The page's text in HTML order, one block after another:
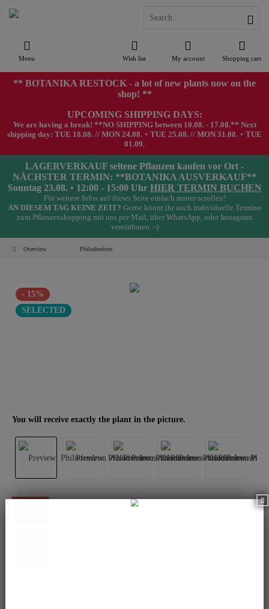
Menu Shopping cart
Wish list My account
** BOTANIKA RESTOCK - a lot of new plants now on the
shop! **
UPCOMING SHIPPING DAYS:
We are having a break! **NO SHIPPING between 10.08. - 17.08.** Next
shipping day: TUE 18.08. // MON 24.08. + TUE 25.08. // MON 31.08. + TUE
01.09.
LAGERVERKAUF seltene Pflanzen kaufen vor Ort -
NÄCHSTER TERMIN: **BOTANIKA AUSVERKAUF**
Sonntag 23.08. • 12:00 - 15:00 Uhr HIER TERMIN BUCHEN
Für weitere Infos auf dieser Seite einfach runter scrollen!
AN DIESEM TAG KEINE ZEIT? Gerne könnt ihr auch individuelle Termine
zum Pflanzenshopping mit uns per Mail, über WhatsApp, oder Instagram
vereinbaren :-)
Overview Philodendron
- 15%
SELECTED
You will receive exactly the plant in the picture.
This product is currently not available.